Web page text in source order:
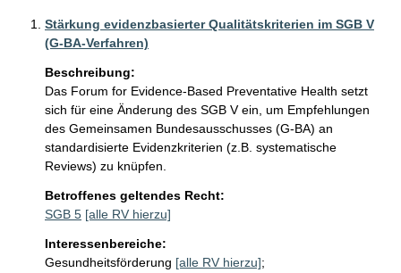
Stärkung evidenzbasierter Qualitätskriterien im SGB V
(G-BA-Verfahren)
Beschreibung:
Das Forum for Evidence-Based Preventative Health setzt
sich für eine Änderung des SGB V ein, um Empfehlungen
des Gemeinsamen Bundesausschusses (G-BA) an
standardisierte Evidenzkriterien (z.B. systematische
Reviews) zu knüpfen.
Betroffenes geltendes Recht:
SGB 5 [alle RV hierzu]
Interessenbereiche:
Gesundheitsförderung [alle RV hierzu];